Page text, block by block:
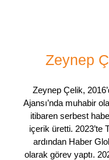
Zeynep
Zeynep Çelik,
Ajansı’nda muhabir
itibaren serbest
içerik üretti. 2023’te
ardından Haber
olarak görev yaptı.